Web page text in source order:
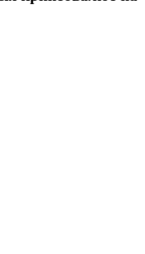
и гибкие проценты